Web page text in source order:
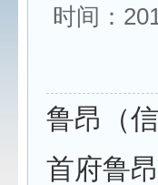
时间：
鲁昂（
首府鲁